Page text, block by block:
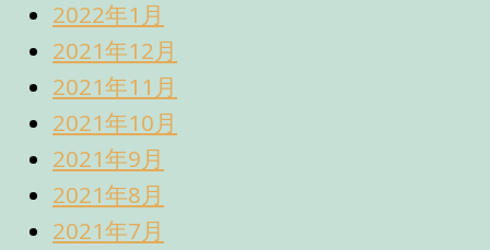
2022年1月
2021年12月
2021年11月
2021年10月
2021年9月
2021年8月
2021年7月